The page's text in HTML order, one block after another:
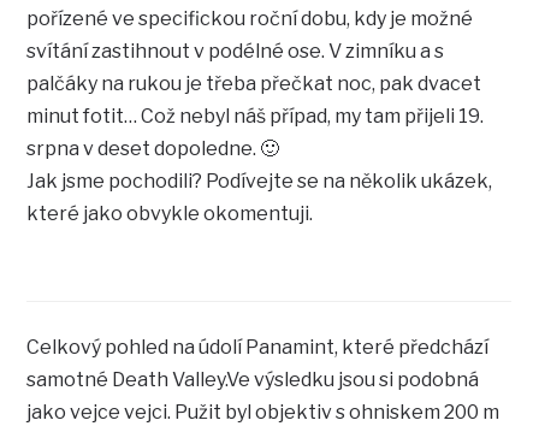
pořízené ve specifickou roční dobu, kdy je možné
svítání zastihnout v podélné ose. V zimníku a s
palčáky na rukou je třeba přečkat noc, pak dvacet
minut fotit… Což nebyl náš případ, my tam přijeli 19.
srpna v deset dopoledne. 🙂
Jak jsme pochodili? Podívejte se na několik ukázek,
které jako obvykle okomentuji.
Celkový pohled na údolí Panamint, které předchází
samotné Death Valley.Ve výsledku jsou si podobná
jako vejce vejci. Pužit byl objektiv s ohniskem 200 m